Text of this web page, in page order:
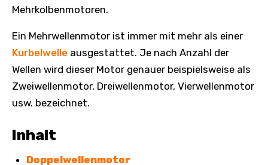
Mehrkolbenmotoren.
Ein Mehrwellenmotor ist immer mit mehr als einer
Kurbelwelle ausgestattet. Je nach Anzahl der
Wellen wird dieser Motor genauer beispielsweise als
Zweiwellenmotor, Dreiwellenmotor, Vierwellenmotor
usw. bezeichnet.
Inhalt
Doppelwellenmotor